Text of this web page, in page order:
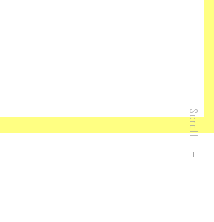
Scroll